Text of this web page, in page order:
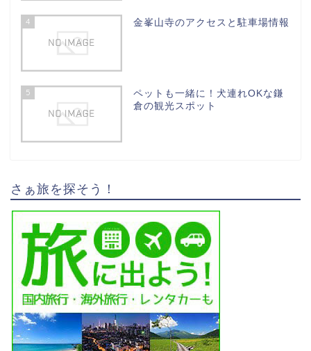
4 金峯山寺のアクセスと駐車場情報
5
ペットも一緒に！犬連れOKな鎌
倉の観光スポット
さぁ旅を探そう！